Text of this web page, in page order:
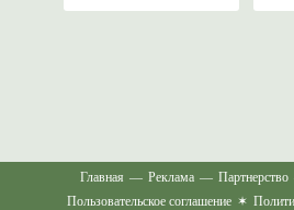
Главная — Реклама — Партнерство
Пользовательское соглашение ✶